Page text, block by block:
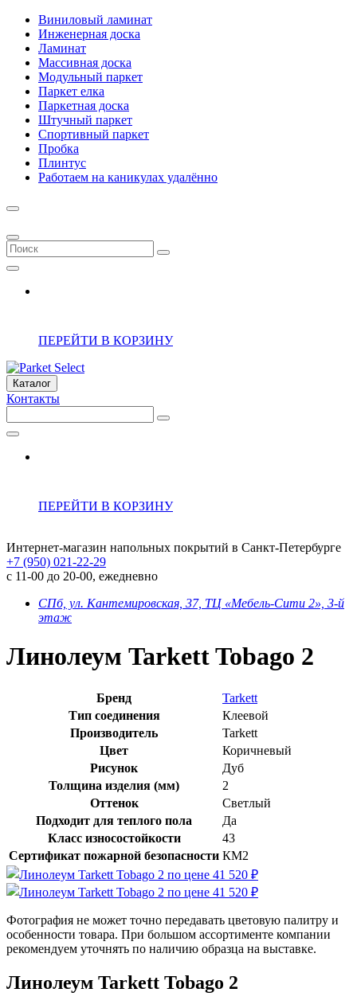
Виниловый ламинат
Инженерная доска
Ламинат
Массивная доска
Модульный паркет
Паркет елка
Паркетная доска
Штучный паркет
Спортивный паркет
Пробка
Плинтус
Работаем на каникулах удалённо
ПЕРЕЙТИ В КОРЗИНУ
Каталог
Контакты
ПЕРЕЙТИ В КОРЗИНУ
Интернет-магазин напольных покрытий в Санкт-Петербурге
+7 (950) 021-22-29
с 11-00 до 20-00, ежедневно
СПб, ул. Кантемировская, 37, ТЦ «Мебель-Сити 2», 3-й
этаж
Линолеум Tarkett Tobago 2
Бренд
Tarkett
Тип соединения
Клеевой
Производитель
Tarkett
Цвет
Коричневый
Рисунок
Дуб
Толщина изделия (мм)
2
Оттенок
Светлый
Подходит для теплого пола
Да
Класс износостойкости
43
Сертификат пожарной безопасности КМ2
Фотография не может точно передавать цветовую палитру и
особенности товара. При большом ассортименте компании
рекомендуем уточнять по наличию образца на выставке.
Линолеум Tarkett Tobago 2